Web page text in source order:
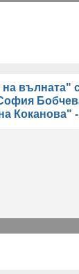
вълната"
Коканова"